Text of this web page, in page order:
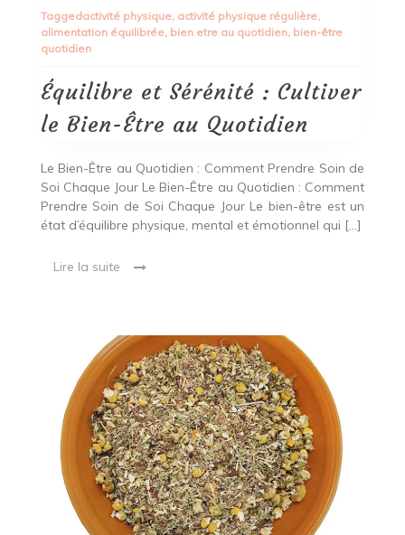
Sérénité
:
Bien-
Être
au
Quotidien
Taggedactivité physique, activité physique régulière,
alimentation équilibrée, bien etre au quotidien, bien-être
quotidien
Équilibre et Sérénité : Cultiver
le Bien-Être au Quotidien
Le Bien-Être au Quotidien : Comment Prendre Soin de
Soi Chaque Jour Le Bien-Être au Quotidien : Comment
Prendre Soin de Soi Chaque Jour Le bien-être est un
état d’équilibre physique, mental et émotionnel qui […]
Lire la suite